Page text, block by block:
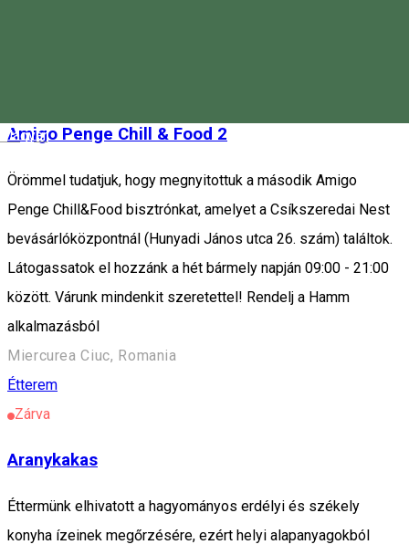
Magyar
Amigo Penge Chill & Food 2
Örömmel tudatjuk, hogy megnyitottuk a második Amigo
Penge Chill&Food bisztrónkat, amelyet a Csíkszeredai Nest
bevásárlóközpontnál (Hunyadi János utca 26. szám) találtok.
Látogassatok el hozzánk a hét bármely napján 09:00 - 21:00
között. Várunk mindenkit szeretettel! Rendelj a Hamm
alkalmazásból
Miercurea Ciuc, Romania
Étterem
Zárva
Aranykakas
Éttermünk elhivatott a hagyományos erdélyi és székely
konyha ízeinek megőrzésére, ezért helyi alapanyagokból